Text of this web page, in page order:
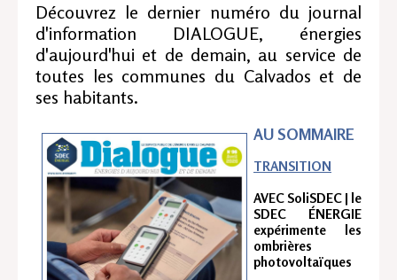
Découvrez le dernier numéro du journal
d'information DIALOGUE, énergies
d'aujourd'hui et de demain, au service de
toutes les communes du Calvados et de
ses habitants.
AU SOMMAIRE
TRANSITION
AVEC SoliSDEC | le
SDEC ÉNERGIE
expérimente les
ombrières
photovoltaïques